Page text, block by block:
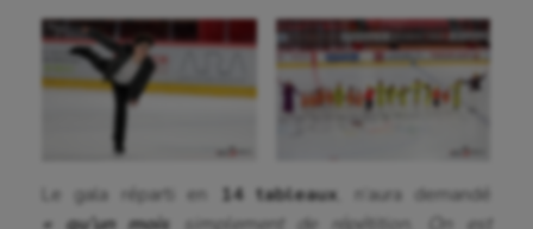
Balle à la main
Ballon au poing
Baseball
Billard
Le gala réparti en 14 tableaux , n’aura demandé